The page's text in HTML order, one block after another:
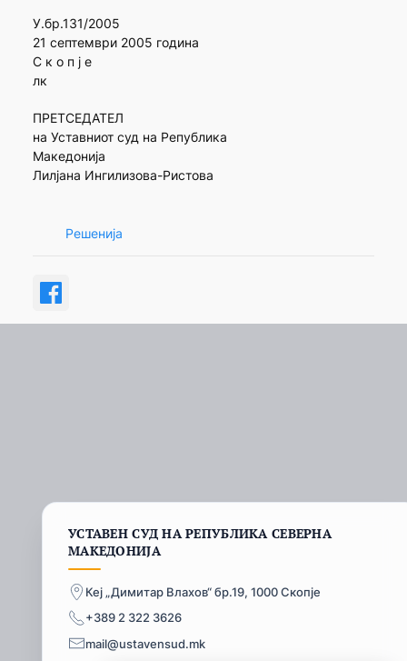
У.бр.131/2005
21 септември 2005 година
С к о п ј е
лк
ПРЕТСЕДАТЕЛ
на Уставниот суд на Република
Македонија
Лилјана Ингилизова-Ристова
Решенија
УСТАВЕН СУД НА РЕПУБЛИКА СЕВЕРНА
МАКЕДОНИЈА
Кеј „Димитар Влахов“ бр.19, 1000 Скопје
+389 2 322 3626
mail@ustavensud.mk